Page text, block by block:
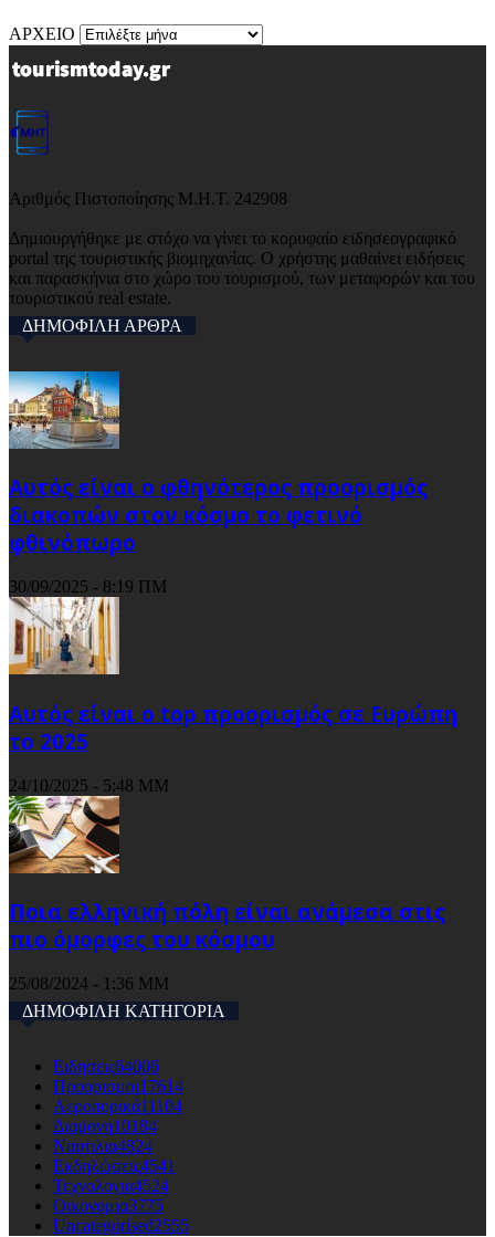
ΑΡΧΕΙΟ
Αριθμός Πιστοποίησης Μ.Η.Τ. 242908
Δημιουργήθηκε με στόχο να γίνει το κορυφαίο ειδησεογραφικό
portal της τουριστικής βιομηχανίας. Ο χρήστης μαθαίνει ειδήσεις
και παρασκήνια στο χώρο του τουρισμού, των μεταφορών και του
τουριστικού real estate.
ΔΗΜΟΦΙΛΗ ΑΡΘΡΑ
Αυτός είναι ο φθηνότερος προορισμός
διακοπών στον κόσμο το φετινό
φθινόπωρο
30/09/2025 - 8:19 ΠΜ
Αυτός είναι ο top προορισμός σε Ευρώπη
το 2025
24/10/2025 - 5:48 ΜΜ
Ποια ελληνική πόλη είναι ανάμεσα στις
πιο όμορφες του κόσμου
25/08/2024 - 1:36 ΜΜ
ΔΗΜΟΦΙΛΗ ΚΑΤΗΓΟΡΙΑ
Ειδησεις64006
Προορισμοι17614
Αεροπορικά11104
Διαμονη10184
Ναυτιλια4824
Εκδηλώσεις4541
Τεχνολογια4524
Οικονομια3775
Uncategorised2555